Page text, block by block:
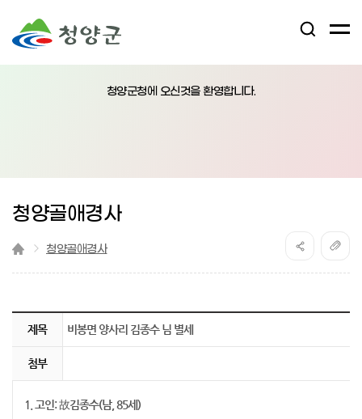
검
어
청양군청에 오신것을 환영합니다.
청양골애경사
청양골애경사
『 비봉면 양사리 김종수 님 별세 』글의 상세내용을 확인하는 표로 제목, 부서명, 등록일, 조회, 첨부, 내용으로 나뉘어 설명합니다.
제목
비봉면 양사리 김종수 님 별세
첨부
1. 고인: 故김종수(남, 85세)